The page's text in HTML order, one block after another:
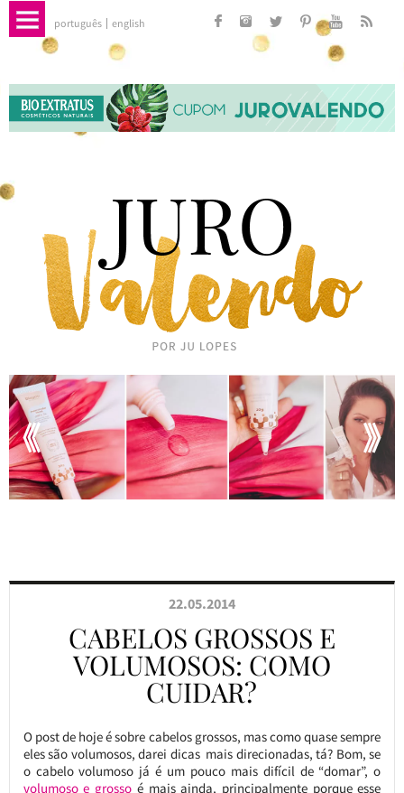
português english
22.05.2014
CABELOS GROSSOS E
VOLUMOSOS: COMO
CUIDAR?
O post de hoje é sobre cabelos grossos, mas como quase sempre
eles são volumosos, darei dicas mais direcionadas, tá? Bom, se
o cabelo volumoso já é um pouco mais difícil de “domar”, o
volumoso e grosso é mais ainda, principalmente porque esse